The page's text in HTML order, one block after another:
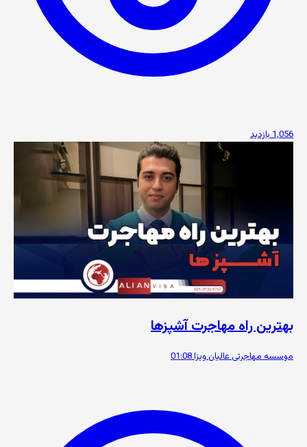
1,056 بازدید
بهترین راه مهاجرت آشپزها
موسسه مهاجرتی عالیان ویزا01:08